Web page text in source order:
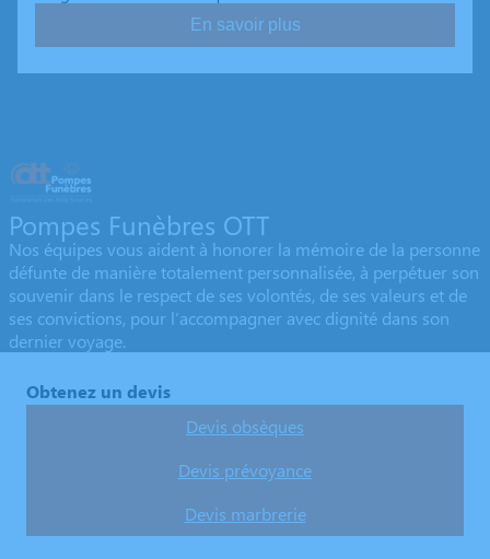
En savoir plus
Pompes Funèbres OTT
Nos équipes vous aident à honorer la mémoire de la personne
défunte de manière totalement personnalisée, à perpétuer son
souvenir dans le respect de ses volontés, de ses valeurs et de
ses convictions, pour l’accompagner avec dignité dans son
dernier voyage.
Obtenez un devis
Devis obsèques
Devis prévoyance
Devis marbrerie